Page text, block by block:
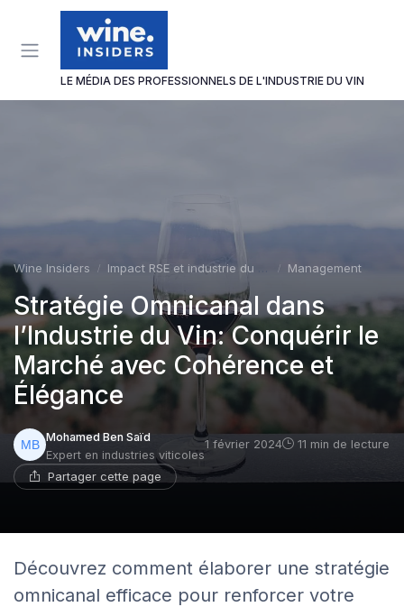
LE MÉDIA DES PROFESSIONNELS DE L'INDUSTRIE DU VIN
Wine Insiders Impact RSE et industrie du vin Management
Stratégie Omnicanal dans
l’Industrie du Vin: Conquérir le
Marché avec Cohérence et
Élégance
Mohamed Ben Saïd
Expert en industries viticoles
1 février 2024 11 min de lecture
Partager cette page
Découvrez comment élaborer une stratégie
omnicanal efficace pour renforcer votre
Panneau de gestion des cookies